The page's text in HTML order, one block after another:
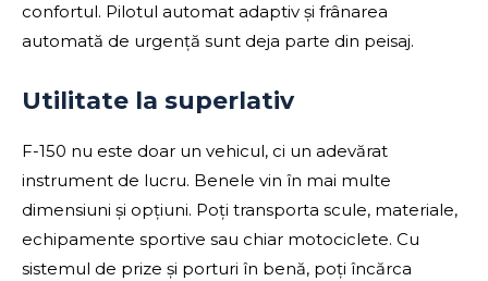
confortul. Pilotul automat adaptiv și frânarea
automată de urgență sunt deja parte din peisaj.
Utilitate la superlativ
F-150 nu este doar un vehicul, ci un adevărat
instrument de lucru. Benele vin în mai multe
dimensiuni și opțiuni. Poți transporta scule, materiale,
echipamente sportive sau chiar motociclete. Cu
sistemul de prize și porturi în benă, poți încărca